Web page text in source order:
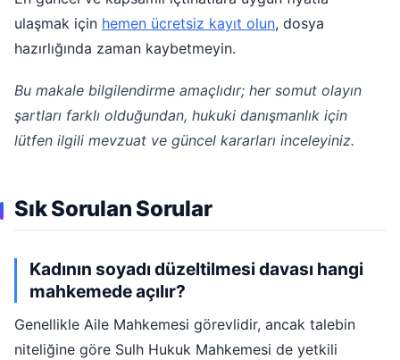
ulaşmak için hemen ücretsiz kayıt olun, dosya
hazırlığında zaman kaybetmeyin.
Bu makale bilgilendirme amaçlıdır; her somut olayın
şartları farklı olduğundan, hukuki danışmanlık için
lütfen ilgili mevzuat ve güncel kararları inceleyiniz.
Sık Sorulan Sorular
Kadının soyadı düzeltilmesi davası hangi
mahkemede açılır?
Genellikle Aile Mahkemesi görevlidir, ancak talebin
niteliğine göre Sulh Hukuk Mahkemesi de yetkili